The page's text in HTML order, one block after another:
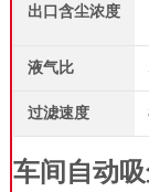
出口含尘浓度
液气比
过滤速度
车间自动